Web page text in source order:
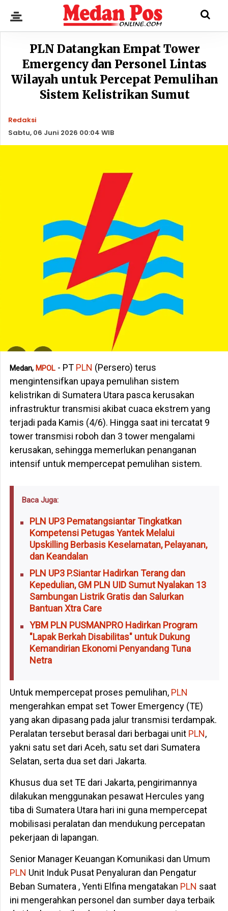
PLN Datangkan Empat Tower
Emergency dan Personel Lintas
Wilayah untuk Percepat Pemulihan
Sistem Kelistrikan Sumut
Redaksi
Sabtu, 06 Juni 2026 00:04 WIB
Medan, MPOL- PT PLN (Persero) terus
mengintensifkan upaya pemulihan sistem
kelistrikan di Sumatera Utara pasca kerusakan
infrastruktur transmisi akibat cuaca ekstrem yang
terjadi pada Kamis (4/6). Hingga saat ini tercatat 9
tower transmisi roboh dan 3 tower mengalami
kerusakan, sehingga memerlukan penanganan
intensif untuk mempercepat pemulihan sistem.
Baca Juga:
PLN UP3 Pematangsiantar Tingkatkan
Kompetensi Petugas Yantek Melalui
Upskilling Berbasis Keselamatan, Pelayanan,
dan Keandalan
PLN UP3 P.Siantar Hadirkan Terang dan
Kepedulian, GM PLN UID Sumut Nyalakan 13
Sambungan Listrik Gratis dan Salurkan
Bantuan Xtra Care
YBM PLN PUSMANPRO Hadirkan Program
"Lapak Berkah Disabilitas" untuk Dukung
Kemandirian Ekonomi Penyandang Tuna
Netra
Untuk mempercepat proses pemulihan, PLN
mengerahkan empat set Tower Emergency (TE)
yang akan dipasang pada jalur transmisi terdampak.
Peralatan tersebut berasal dari berbagai unit PLN,
yakni satu set dari Aceh, satu set dari Sumatera
Selatan, serta dua set dari Jakarta.
Khusus dua set TE dari Jakarta, pengirimannya
dilakukan menggunakan pesawat Hercules yang
tiba di Sumatera Utara hari ini guna mempercepat
mobilisasi peralatan dan mendukung percepatan
pekerjaan di lapangan.
Senior Manager Keuangan Komunikasi dan Umum
PLN Unit Induk Pusat Penyaluran dan Pengatur
Beban Sumatera , Yenti Elfina mengatakan PLN saat
ini mengerahkan personel dan sumber daya terbaik